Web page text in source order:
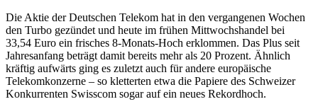
Die Aktie der Deutschen Telekom hat in den vergangenen Wochen
den Turbo gezündet und heute im frühen Mittwochshandel bei
33,54 Euro ein frisches 8-Monats-Hoch erklommen. Das Plus seit
Jahresanfang beträgt damit bereits mehr als 20 Prozent. Ähnlich
kräftig aufwärts ging es zuletzt auch für andere europäische
Telekomkonzerne – so kletterten etwa die Papiere des Schweizer
Konkurrenten Swisscom sogar auf ein neues Rekordhoch.